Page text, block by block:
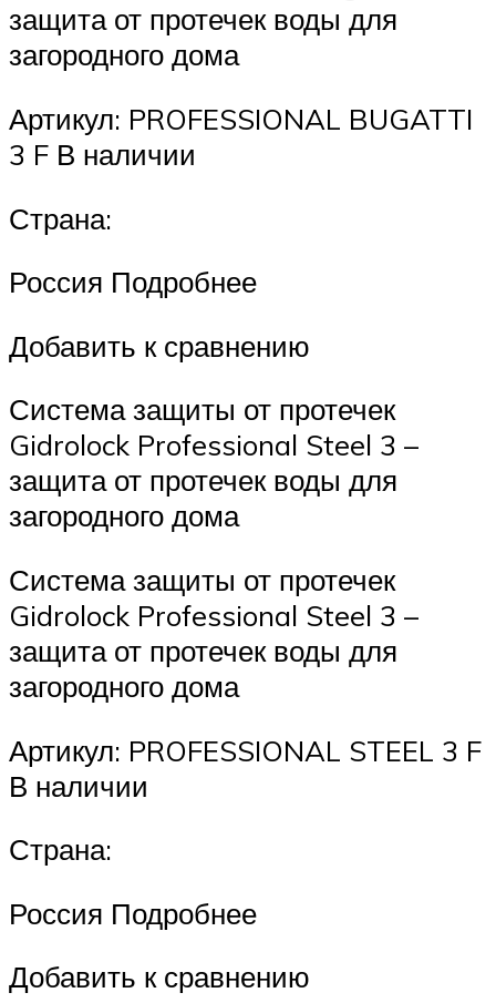
защита от протечек воды для
загородного дома
Артикул: PROFESSIONAL BUGATTI
3 F В наличии
Страна:
Россия Подробнее
Добавить к сравнению
Система защиты от протечек
Gidrolock Professional Steel 3 –
защита от протечек воды для
загородного дома
Система защиты от протечек
Gidrolock Professional Steel 3 –
защита от протечек воды для
загородного дома
Артикул: PROFESSIONAL STEEL 3 F
В наличии
Страна:
Россия Подробнее
Добавить к сравнению